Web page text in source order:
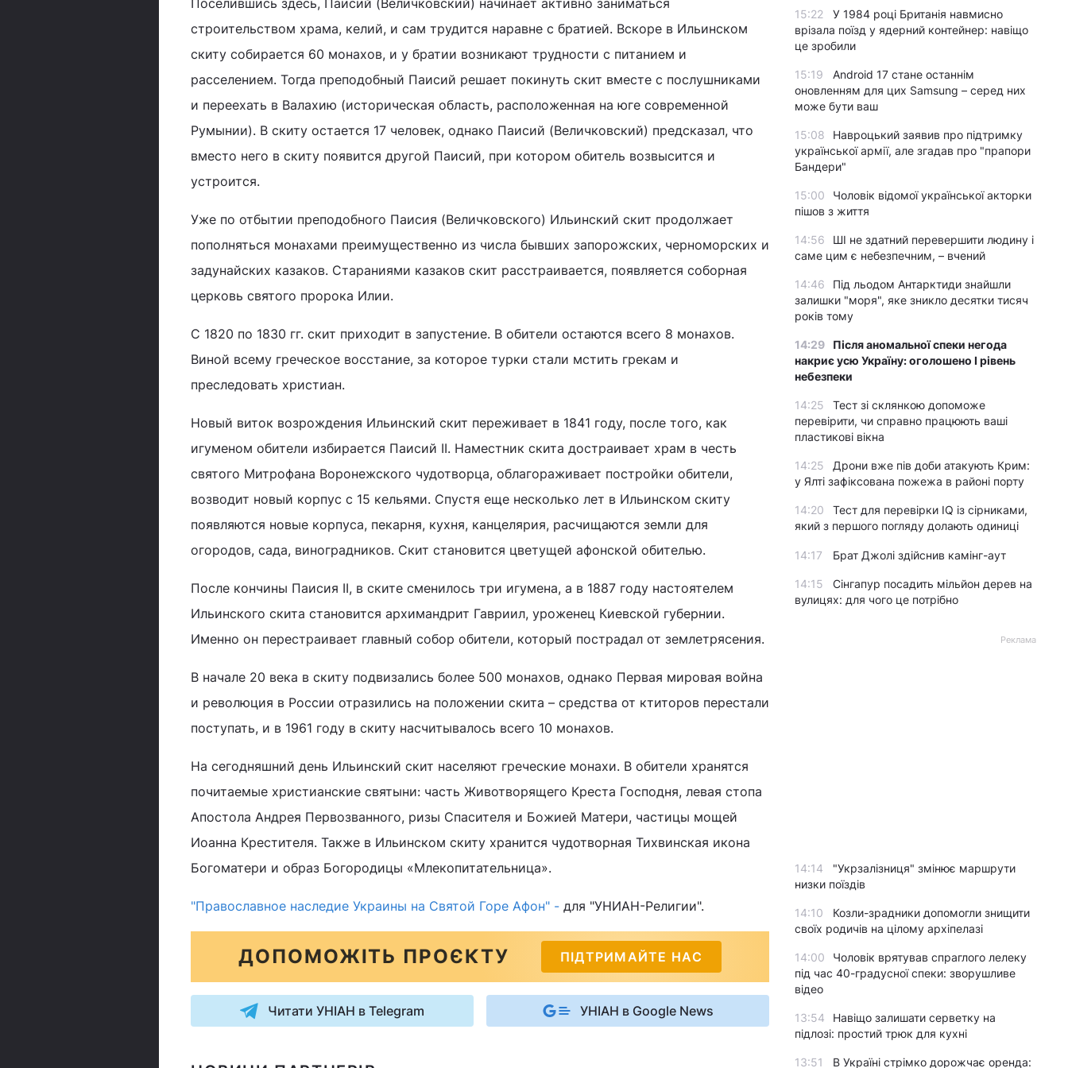
Поселившись здесь, Паисий (Величковский) начинает активно заниматься
строительством храма, келий, и сам трудится наравне с братией. Вскоре в Ильинском
скиту собирается 60 монахов, и у братии возникают трудности с питанием и
расселением. Тогда преподобный Паисий решает покинуть скит вместе с послушниками
и переехать в Валахию (историческая область, расположенная на юге современной
Румынии). В скиту остается 17 человек, однако Паисий (Величковский) предсказал, что
вместо него в скиту появится другой Паисий, при котором обитель возвысится и
устроится.
Уже по отбытии преподобного Паисия (Величковского) Ильинский скит продолжает
пополняться монахами преимущественно из числа бывших запорожских, черноморских и
задунайских казаков. Стараниями казаков скит расстраивается, появляется соборная
церковь святого пророка Илии.
С 1820 по 1830 гг. скит приходит в запустение. В обители остаются всего 8 монахов.
Виной всему греческое восстание, за которое турки стали мстить грекам и
преследовать христиан.
Новый виток возрождения Ильинский скит переживает в 1841 году, после того, как
игуменом обители избирается Паисий II. Наместник скита достраивает храм в честь
святого Митрофана Воронежского чудотворца, облагораживает постройки обители,
возводит новый корпус с 15 кельями. Спустя еще несколько лет в Ильинском скиту
появляются новые корпуса, пекарня, кухня, канцелярия, расчищаются земли для
огородов, сада, виноградников. Скит становится цветущей афонской обителью.
После кончины Паисия II, в ските сменилось три игумена, а в 1887 году настоятелем
Ильинского скита становится архимандрит Гавриил, уроженец Киевской губернии.
Именно он перестраивает главный собор обители, который пострадал от землетрясения.
В начале 20 века в скиту подвизались более 500 монахов, однако Первая мировая война
и революция в России отразились на положении скита – средства от ктиторов перестали
поступать, и в 1961 году в скиту насчитывалось всего 10 монахов.
На сегодняшний день Ильинский скит населяют греческие монахи. В обители хранятся
почитаемые христианские святыни: часть Животворящего Креста Господня, левая стопа
Апостола Андрея Первозванного, ризы Спасителя и Божией Матери, частицы мощей
Иоанна Крестителя. Также в Ильинском скиту хранится чудотворная Тихвинская икона
Богоматери и образ Богородицы «Млекопитательница».
"Православное наследие Украины на Святой Горе Афон" - для "УНИАН-Религии".
ДОПОМОЖІТЬ ПРОЄКТУ ПІДТРИМАЙТЕ НАС
Читати УНІАН в Telegram УНІАН в Google News
15:22
У 1984 році Британія навмисно
врізала поїзд у ядерний контейнер: навіщо
це зробили
15:19
Android 17 стане останнім
оновленням для цих Samsung – серед них
може бути ваш
15:08
Навроцький заявив про підтримку
української армії, але згадав про "прапори
Бандери"
15:00
Чоловік відомої української акторки
пішов з життя
14:56
ШІ не здатний перевершити людину і
саме цим є небезпечним, – вчений
14:46
Під льодом Антарктиди знайшли
залишки "моря", яке зникло десятки тисяч
років тому
14:29
Після аномальної спеки негода
накриє усю Україну: оголошено І рівень
небезпеки
14:25
Тест зі склянкою допоможе
перевірити, чи справно працюють ваші
пластикові вікна
14:25
Дрони вже пів доби атакують Крим:
у Ялті зафіксована пожежа в районі порту
14:20
Тест для перевірки IQ із сірниками,
який з першого погляду долають одиниці
14:17 Брат Джолі здійснив камінг-аут
14:15
Сінгапур посадить мільйон дерев на
вулицях: для чого це потрібно
Реклама
14:14
"Укрзалізниця" змінює маршрути
низки поїздів
14:10
Козли-зрадники допомогли знищити
своїх родичів на цілому архіпелазі
14:00
Чоловік врятував спраглого лелеку
під час 40-градусної спеки: зворушливе
відео
13:54
Навіщо залишати серветку на
підлозі: простий трюк для кухні
13:51 В Україні стрімко дорожчає оренда: